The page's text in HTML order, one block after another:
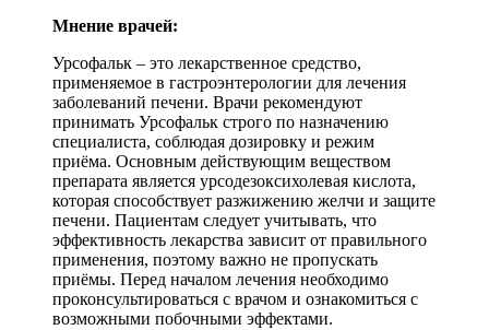
Мнение врачей:
Урсофальк – это лекарственное средство,
применяемое в гастроэнтерологии для лечения
заболеваний печени. Врачи рекомендуют
принимать Урсофальк строго по назначению
специалиста, соблюдая дозировку и режим
приёма. Основным действующим веществом
препарата является урсодезоксихолевая кислота,
которая способствует разжижению желчи и защите
печени. Пациентам следует учитывать, что
эффективность лекарства зависит от правильного
применения, поэтому важно не пропускать
приёмы. Перед началом лечения необходимо
проконсультироваться с врачом и ознакомиться с
возможными побочными эффектами.